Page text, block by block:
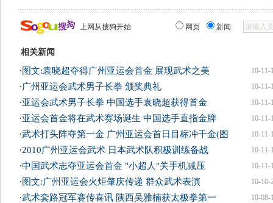
上网从搜狗开始 网页 新闻
相关新闻
10-11-
· 图文:袁晓超夺得广州亚运会首金 展现武术之美
10-11-
·广州亚运会武术男子长拳 颁奖典礼
10-11-
·亚运会武术男子长拳 中国选手袁晓超获得首金
10-11-
·亚运会首金将在武术赛场诞生 中国选手直指金牌
10-11-
·武术打头阵夺第一金 广州亚运会首日目标冲千金(图
10-11-
·2010广州亚运会武术 日本武术队积极训练备战
10-11-
·中国武术志夺亚运会首金 "小超人"关手机减压
10-10-
· 图文:广州亚运会火炬肇庆传递 群众武术表演
10-08-
·武术套路冠军赛传喜讯 陕西吴雅楠获太极拳第一